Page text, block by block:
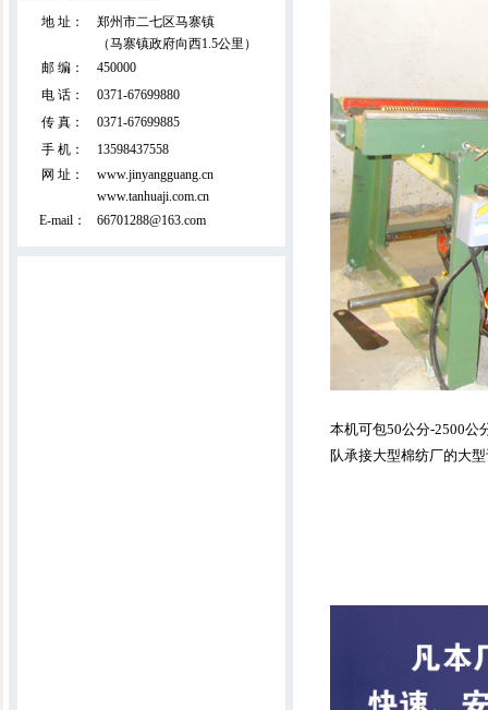
全移动电脑绗缝机（占地面积小）
地 址：
郑州市二七区马寨镇
（马寨镇政府向西1.5公里）
邮 编：
450000
电 话：
0371-67699880
传 真：
0371-67699885
手 机：
13598437558
网 址：
www.jinyangguang.cn
www.tanhuaji.com.cn
E-mail：
66701288@163.com
本机可包50公分-2500公
队承接大型棉纺厂的大